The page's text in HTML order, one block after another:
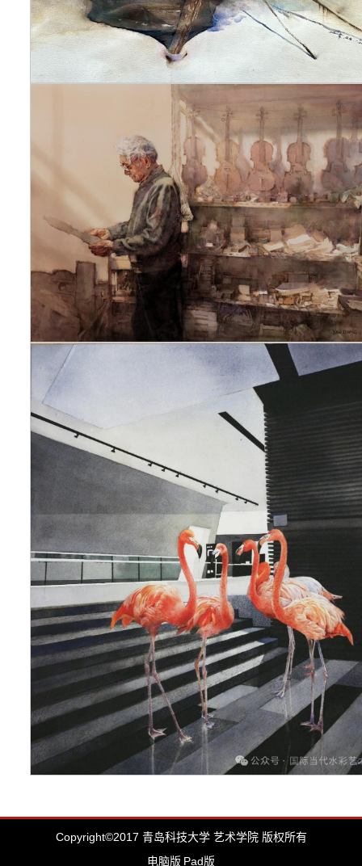
Copyright©2017 青岛科技大学 艺术学院 版权所有
电脑版 Pad版